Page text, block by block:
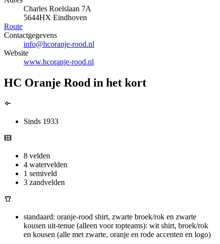
Charles Roelslaan 7A
5644HX Eindhoven
Route
Contactgegevens
info@hcoranje-rood.nl
Website
www.hcoranje-rood.nl
HC Oranje Rood in het kort
Sinds 1933
8 velden
4 watervelden
1 semiveld
3 zandvelden
standaard: oranje-rood shirt, zwarte broek/rok en zwarte
kousen uit-tenue (alleen voor topteams): wit shirt, broek/rok
en kousen (alle met zwarte, oranje en rode accenten en logo)